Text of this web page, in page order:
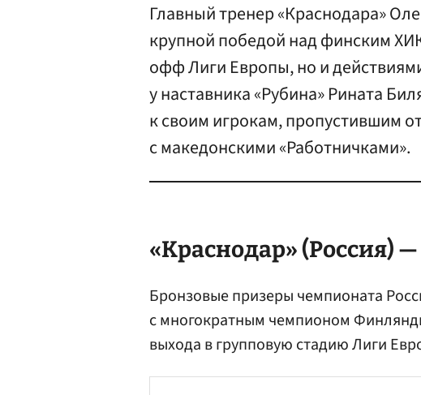
Главный тренер «Краснодара»
крупной победой над финским
офф Лиги Европы, но и
у наставника «Рубина» Рината
к своим игрокам, пропустившим
с македонскими «Работничками».
«Краснодар» (Россия)
Бронзовые призеры чемпионата
с многократным чемпионом
выхода в групповую стадию Лиги